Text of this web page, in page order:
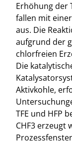
Erhöhung der
fallen mit
aus. Die
aufgrund der
chlorfreien
Die
Aktivkohle,
TFE und HFP
CHF3 erzeugt